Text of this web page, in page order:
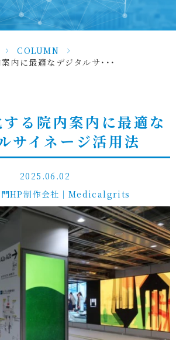
> COLUMN
>
内に最適なデジタルサ･･･
る院内案内に最適な
サイネージ活用法
2025.06.02
門HP制作会社｜Medicalgrits